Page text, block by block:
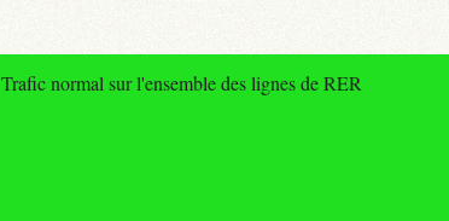
Trafic normal sur l'ensemble des lignes de RER